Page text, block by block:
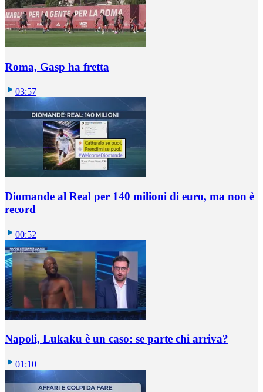
Roma, Gasp ha fretta
03:57
Diomande al Real per 140 milioni di euro, ma non è
record
00:52
Napoli, Lukaku è un caso: se parte chi arriva?
01:10